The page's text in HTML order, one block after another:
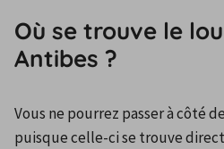
Où se trouve le
Antibes ?
Vous ne pourrez passer à côté
puisque celle-ci se trouve